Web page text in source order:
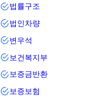
법률구조
법인차량
변우석
보건복지부
보증금반환
보증보험